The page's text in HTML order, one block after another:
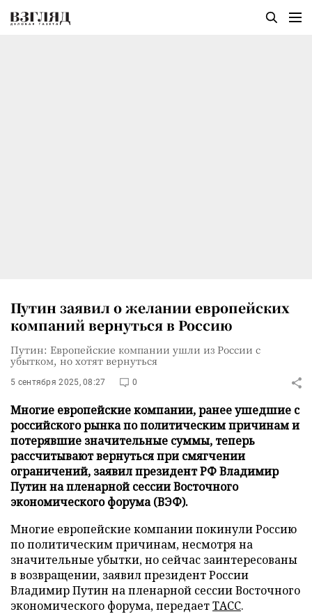
Путин заявил о желании европейских
компаний вернуться в Россию
Путин: Европейские компании ушли из России с
убытком, но хотят вернуться
5 сентября 2025, 08:27 0
Многие европейские компании, ранее ушедшие с
российского рынка по политическим причинам и
потерявшие значительные суммы, теперь
рассчитывают вернуться при смягчении
ограничений, заявил президент РФ Владимир
Путин на пленарной сессии Восточного
экономического форума (ВЭФ).
Многие европейские компании покинули Россию
по политическим причинам, несмотря на
значительные убытки, но сейчас заинтересованы
в возвращении, заявил президент России
Владимир Путин на пленарной сессии Восточного
экономического форума, передаетТАСС.